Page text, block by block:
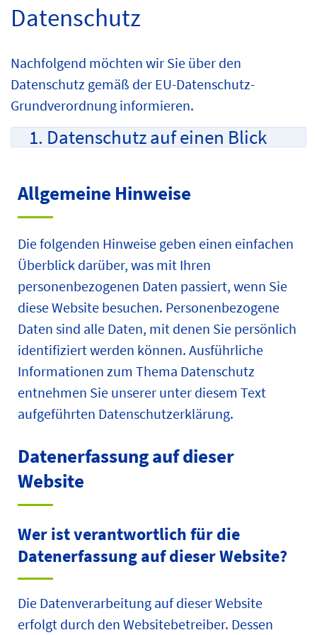
Datenschutz
Nachfolgend möchten wir Sie über den
Datenschutz gemäß der EU-Datenschutz-
Grundverordnung informieren.
1. Datenschutz auf einen Blick
Allgemeine Hinweise
Die folgenden Hinweise geben einen einfachen
Überblick darüber, was mit Ihren
personenbezogenen Daten passiert, wenn Sie
diese Website besuchen. Personenbezogene
Daten sind alle Daten, mit denen Sie persönlich
identifiziert werden können. Ausführliche
Informationen zum Thema Datenschutz
entnehmen Sie unserer unter diesem Text
aufgeführten Datenschutzerklärung.
Datenerfassung auf dieser
Website
Wer ist verantwortlich für die
Datenerfassung auf dieser Website?
Die Datenverarbeitung auf dieser Website
erfolgt durch den Websitebetreiber. Dessen